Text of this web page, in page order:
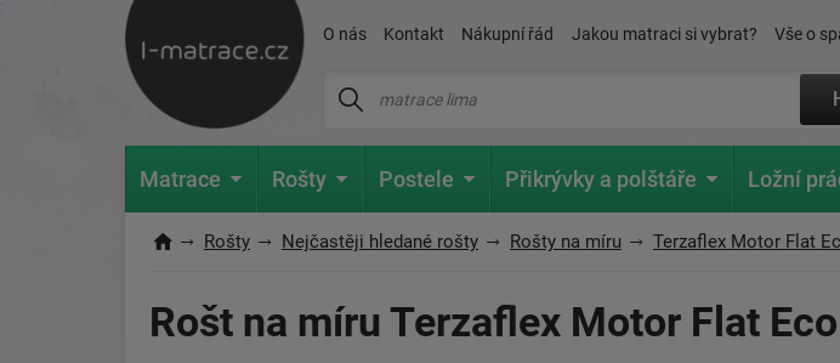
O nás Kontakt Nákupní řád Jakou matraci si vybrat? Vše o
Matrace Rošty Postele Přikrývky a polštáře Ložní
Rošty Nejčastěji hledané rošty Rošty na míru Terzaflex Motor Flat
Rošt na míru Terzaflex Motor Flat